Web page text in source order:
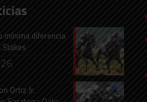
mínima diferencia
Stakes
Ortiz Jr.